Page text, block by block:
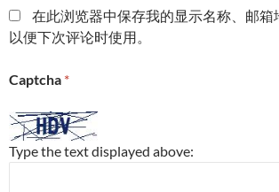
在此浏览器中保存我的显示名称、邮箱
以便下次评论时使用。
Captcha *
Type the text displayed above: